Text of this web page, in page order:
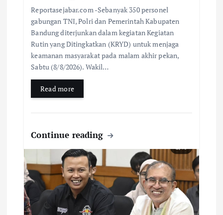
Reportasejabar.com -Sebanyak 350 personel
gabungan TNI, Polri dan Pemerintah Kabupaten
Bandung diterjunkan dalam kegiatan Kegiatan
Rutin yang Ditingkatkan (KRYD) untuk menjaga
keamanan masyarakat pada malam akhir pekan,
Sabtu (8/8/2026). Wakil…
Read more
Continue reading